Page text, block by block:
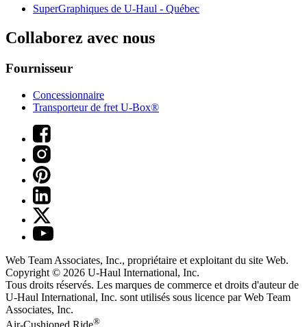
SuperGraphiques de U-Haul - Québec
Collaborez avec nous
Fournisseur
Concessionnaire
Transporteur de fret U-Box®
Web Team Associates, Inc., propriétaire et exploitant du site Web.
Copyright © 2026 U-Haul International, Inc.
Tous droits réservés. Les marques de commerce et droits d'auteur de
U-Haul International, Inc. sont utilisés sous licence par Web Team
Associates, Inc.
®